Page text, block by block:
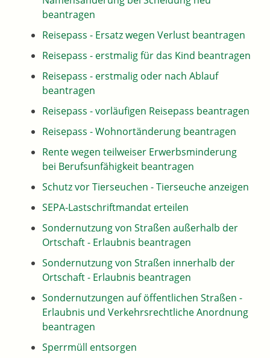
beantragen
Reisepass - Ersatz wegen Verlust beantragen
Reisepass - erstmalig für das Kind beantragen
Reisepass - erstmalig oder nach Ablauf
beantragen
Reisepass - vorläufigen Reisepass beantragen
Reisepass - Wohnortänderung beantragen
Rente wegen teilweiser Erwerbsminderung
bei Berufsunfähigkeit beantragen
Schutz vor Tierseuchen - Tierseuche anzeigen
SEPA-Lastschriftmandat erteilen
Sondernutzung von Straßen außerhalb der
Ortschaft - Erlaubnis beantragen
Sondernutzung von Straßen innerhalb der
Ortschaft - Erlaubnis beantragen
Sondernutzungen auf öffentlichen Straßen -
Erlaubnis und Verkehrsrechtliche Anordnung
beantragen
Sperrmüll entsorgen